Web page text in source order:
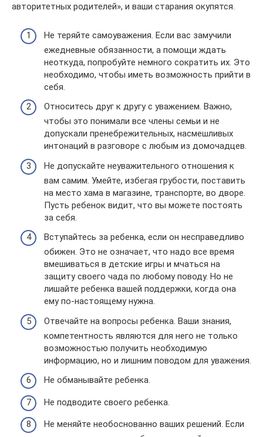
авторитетных родителей», и ваши старания окупятся.
Не теряйте самоуважения. Если вас замучили
ежедневные обязанности, а помощи ждать
неоткуда, попробуйте немного сократить их. Это
необходимо, чтобы иметь возможность прийти в
себя.
Относитесь друг к другу с уважением. Важно,
чтобы это понимали все члены семьи и не
допускали пренебрежительных, насмешливых
интонаций в разговоре с любым из домочадцев.
Не допускайте неуважительного отношения к
вам самим. Умейте, избегая грубости, поставить
на место хама в магазине, транспорте, во дворе.
Пусть ребенок видит, что вы можете постоять
за себя.
Вступайтесь за ребенка, если он несправедливо
обижен. Это не означает, что надо все время
вмешиваться в детские игры и мчаться на
защиту своего чада по любому поводу. Но не
лишайте ребенка вашей поддержки, когда она
ему по-настоящему нужна.
Отвечайте на вопросы ребенка. Ваши знания,
компетентность являются для него не только
возможностью получить необходимую
информацию, но и лишним поводом для уважения.
Не обманывайте ребенка.
Не подводите своего ребенка.
Не меняйте необоснованно ваших решений. Если